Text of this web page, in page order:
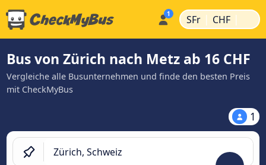
SFr | CHF |
Bus von Zürich nach Metz ab 16 CHF
Vergleiche alle Busunternehmen und finde den besten Preis
mit CheckMyBus
1